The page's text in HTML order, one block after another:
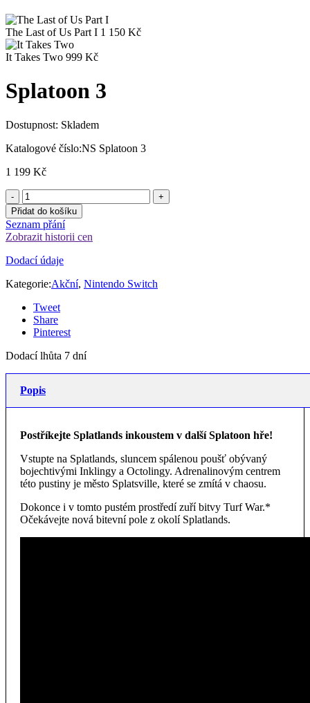
The Last of Us Part I 1 150 Kč
It Takes Two 999 Kč
Splatoon 3
Dostupnost: Skladem
Katalogové číslo:NS Splatoon 3
1 199 Kč
Přidat do košíku
Seznam přání
Zobrazit historii cen
Dodací údaje
Kategorie:Akční, Nintendo Switch
Tweet
Share
Pinterest
Dodací lhůta 7 dní
Popis
Postříkejte Splatlands inkoustem v další Splatoon hře!
Vstupte na Splatlands, sluncem spálenou poušť obývaný
bojechtivými Inklingy a Octolingy. Adrenalinovým centrem
této pustiny je město Splatsville, které se zmítá v chaosu.
Dokonce i v tomto pustém prostředí zuří bitvy Turf War.*
Očekávejte nová bitevní pole z okolí Splatlands.